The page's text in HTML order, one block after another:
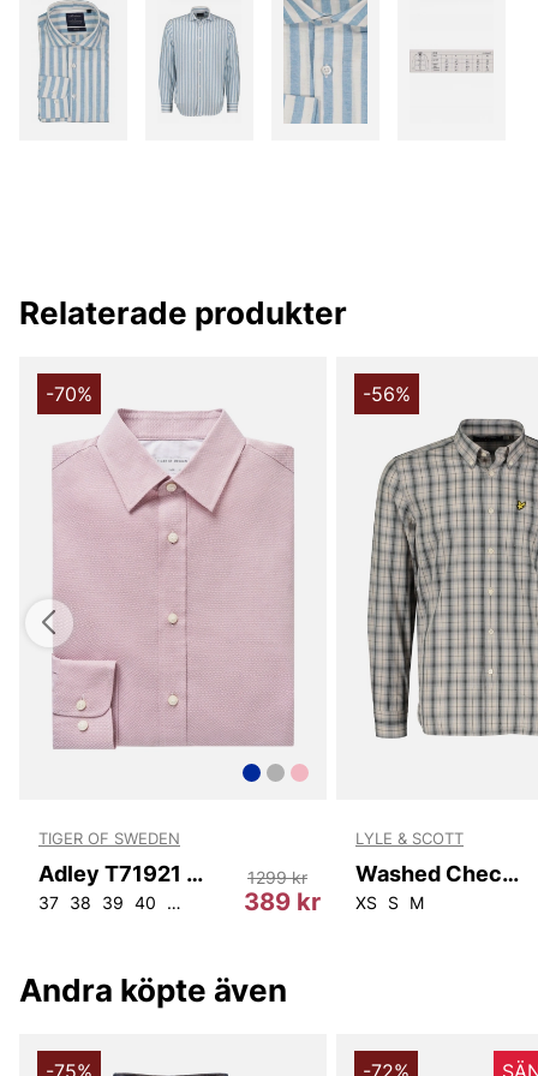
Relaterade produkter
-70%
TIGER OF SWEDEN
Adley T71921 5FM
37 38 39 40 41 43 44 45
389 kr
1299 kr
-56%
LYLE & SCOTT
Washed Check Poplin Shirt
XS S M
Andra köpte även